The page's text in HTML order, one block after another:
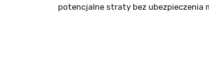
potencjalne straty bez ubezpieczenia